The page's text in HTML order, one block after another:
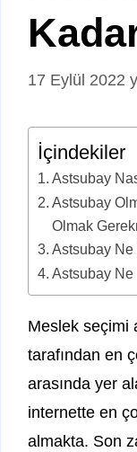
17 Eylül 2022
İçindekiler
Astsubay
Astsubay
Olmak
Astsubay Ne
Astsubay Ne
Meslek seçimi
tarafından en
arasında yer
internette en
almakta. Son